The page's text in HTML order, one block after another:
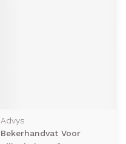
Advys
Bekerhandvat Voor